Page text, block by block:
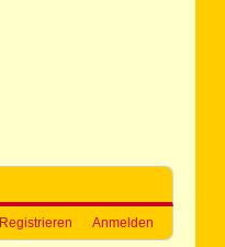
Registrieren Anmelden